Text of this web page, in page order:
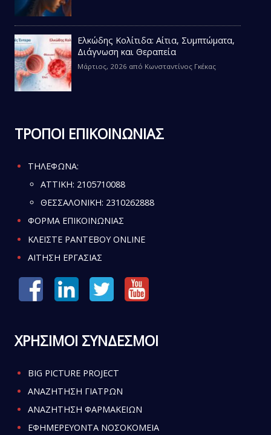
Ελκώδης Κολίτιδα: Αίτια, Συμπτώματα,
Διάγνωση και Θεραπεία
Μάρτιος, 2026 από Κωνσταντίνος Γκέκας
ΤΡΟΠΟΙ ΕΠΙΚΟΙΝΩΝΙΑΣ
ΤΗΛΕΦΩΝΑ:
ATTIKH: 2105710088
ΘΕΣΣΑΛΟΝΙΚΗ: 2310262888
ΦΟΡΜΑ ΕΠΙΚΟΙΝΩΝΙΑΣ
ΚΛΕΙΣΤΕ ΡΑΝΤΕΒΟΥ ONLINE
ΑΙΤΗΣΗ ΕΡΓΑΣΙΑΣ
ΧΡΗΣΙΜΟΙ ΣΥΝΔΕΣΜΟΙ
BIG PICTURE PROJECT
ΑΝΑΖΗΤΗΣΗ ΓΙΑΤΡΩΝ
ΑΝΑΖΗΤΗΣΗ ΦΑΡΜΑΚΕΙΩΝ
ΕΦΗΜΕΡΕΥΟΝΤΑ ΝΟΣΟΚΟΜΕΙΑ